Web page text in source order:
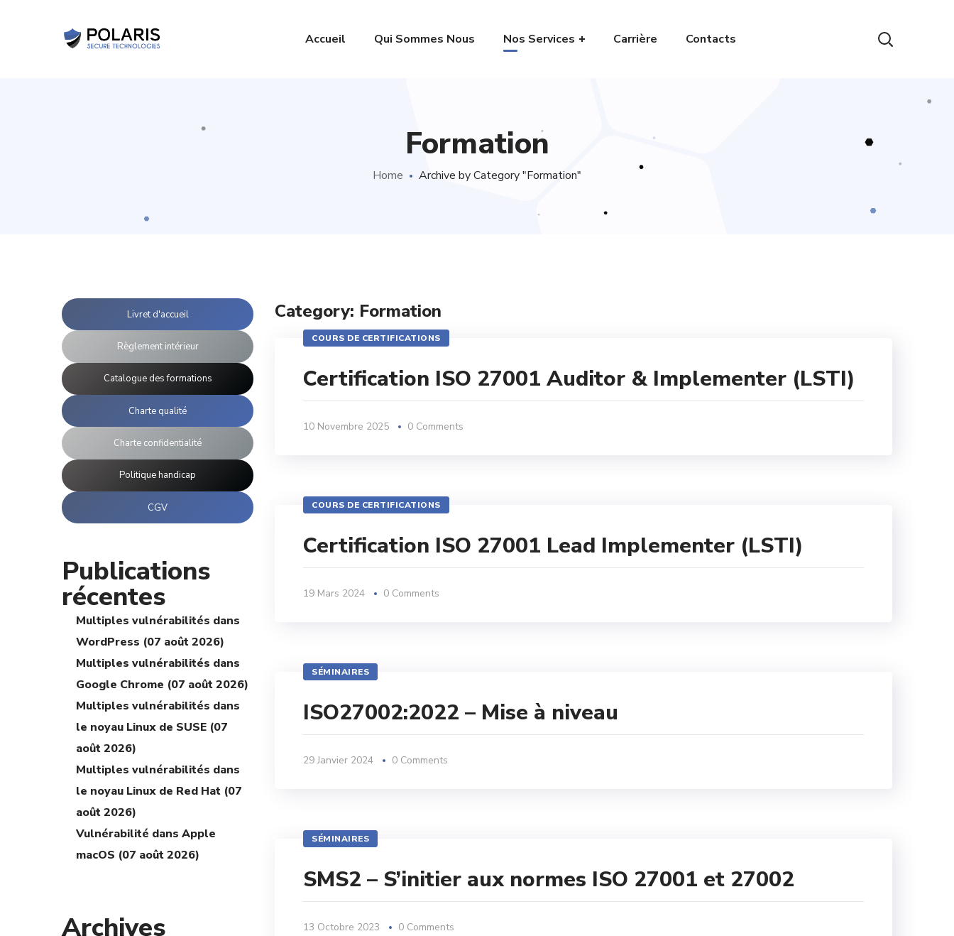
Accueil Qui Sommes Nous Nos Services Carrière Contacts
Formation
Home Archive by Category "Formation"
Category: Formation
COURS DE CERTIFICATIONS
Certification ISO 27001 Auditor & Implementer (LSTI)
10 Novembre 2025 0 Comments
COURS DE CERTIFICATIONS
Certification ISO 27001 Lead Implementer (LSTI)
19 Mars 2024 0 Comments
SÉMINAIRES
ISO27002:2022 – Mise à niveau
29 Janvier 2024 0 Comments
SÉMINAIRES
SMS2 – S’initier aux normes ISO 27001 et 27002
13 Octobre 2023 0 Comments
Livret d'accueil
Règlement intérieur
Catalogue des formations
Charte qualité
Charte confidentialité
Politique handicap
CGV
Publications
récentes
Multiples vulnérabilités dans
WordPress (07 août 2026)
Multiples vulnérabilités dans
Google Chrome (07 août 2026)
Multiples vulnérabilités dans
le noyau Linux de SUSE (07
août 2026)
Multiples vulnérabilités dans
le noyau Linux de Red Hat (07
août 2026)
Vulnérabilité dans Apple
macOS (07 août 2026)
Archives